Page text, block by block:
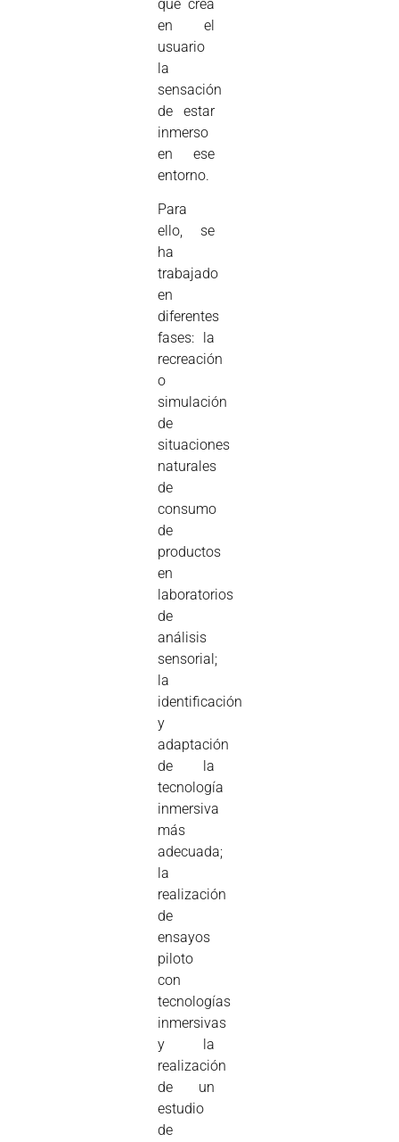
que crea
en el
usuario
la
sensación
de estar
inmerso
en ese
entorno.
Para
ello, se
ha
trabajado
en
diferentes
fases: la
recreación
o
simulación
de
situaciones
naturales
de
consumo
de
productos
en
laboratorios
de
análisis
sensorial;
la
identificación
y
adaptación
de la
tecnología
inmersiva
más
adecuada;
la
realización
de
ensayos
piloto
con
tecnologías
inmersivas
y la
realización
de un
estudio
de